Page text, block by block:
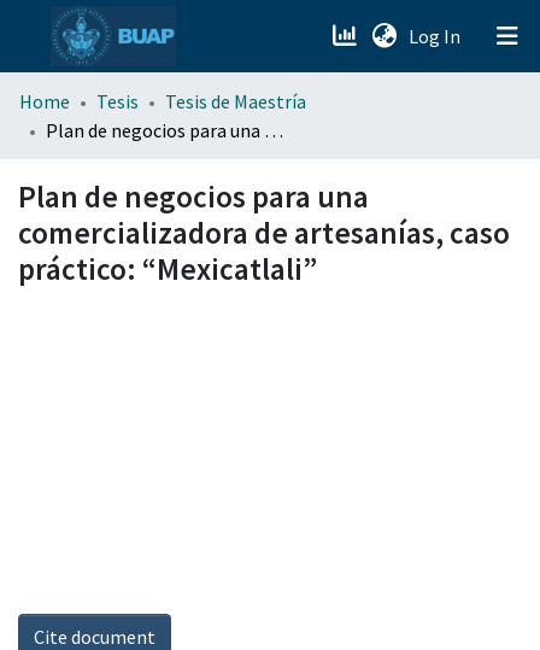
Log In (current)
menu.section.about_menu
Home Tesis
Tesis de Maestría
Plan de negocios para una comercializadora de artesanías, caso práctico: “Mexicatlali”
Plan de negocios para una
comercializadora de artesanías, caso
práctico: “Mexicatlali”
Cite document